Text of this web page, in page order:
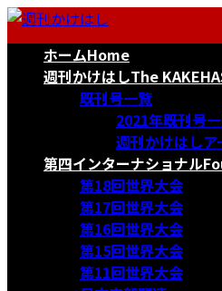
コ
ナ
ホームHome
週刊かけはしThe
既刊号一覧
2021年既刊号
週刊かけはしア
第四インターナショナル
第18回世界大会
第17回世界大会
第16回世界大会
第15回世界大会
第11回世界大会